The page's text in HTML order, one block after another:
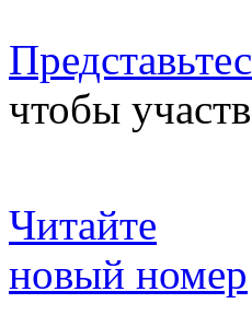
чтобы
Читайте
новый номер